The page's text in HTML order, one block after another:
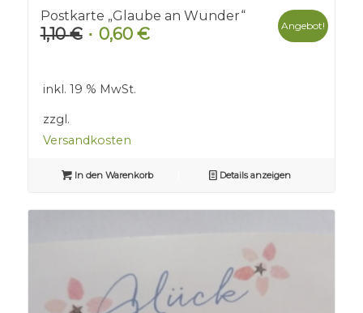
Postkarte „Glaube an Wunder“
1,10€ Ursprünglicher
1,10 €
0,60 €Aktueller
Angebot!
inkl. 19 % MwSt.
zzgl.
Versandkosten
In den Warenkorb Details anzeigen